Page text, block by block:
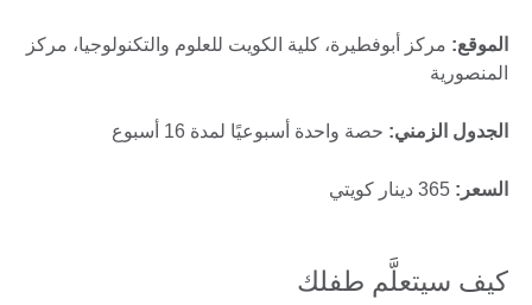
الموقع: مركز أبوفطيرة، كلية الكويت للعلوم والتكنولوجيا، مركز
المنصورية
الجدول الزمني: حصة واحدة أسبوعيًا لمدة 16 أسبوع
السعر:
كيف سيتعلَّم طفلك